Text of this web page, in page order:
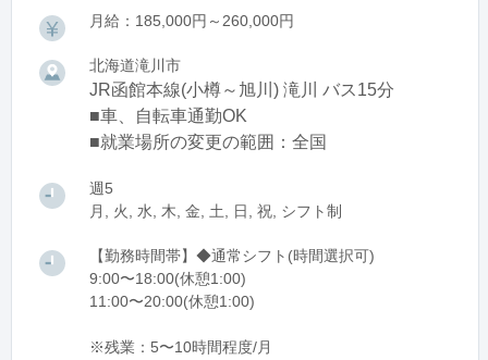
月給：185,000円～260,000円
北海道滝川市
JR函館本線(小樽～旭川) 滝川 バス15分
■車、自転車通勤OK
■就業場所の変更の範囲：全国
週5
月, 火, 水, 木, 金, 土, 日, 祝, シフト制
【勤務時間帯】◆通常シフト(時間選択可)
9:00〜18:00(休憩1:00)
11:00〜20:00(休憩1:00)
※残業：5〜10時間程度/月